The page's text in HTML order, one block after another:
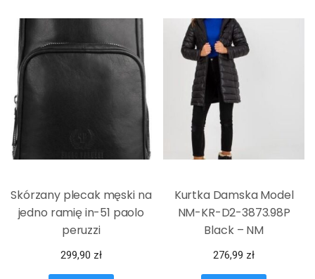
Skórzany plecak męski na
jedno ramię in-51 paolo
peruzzi
299,90 zł
Kurtka Damska Model
NM-KR-D2-3873.98P
Black – NM
276,99 zł